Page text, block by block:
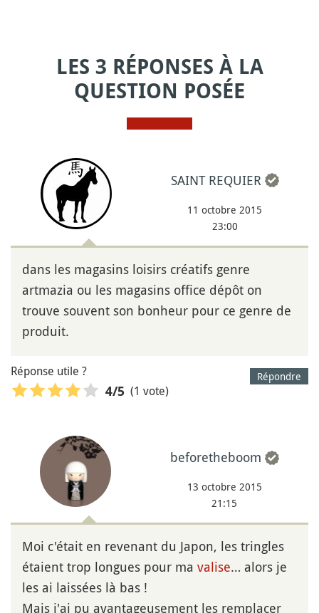
LES 3 RÉPONSES À LA
QUESTION POSÉE
SAINT REQUIER
11 octobre 2015
23:00
dans les magasins loisirs créatifs genre
artmazia ou les magasins office dépôt on
trouve souvent son bonheur pour ce genre de
produit.
Répondre
Réponse utile ?
4/5 (1 vote)
beforetheboom
13 octobre 2015
21:15
Moi c'était en revenant du Japon, les tringles
étaient trop longues pour ma valise… alors je
les ai laissées là bas !
Mais j'ai pu avantageusement les remplacer